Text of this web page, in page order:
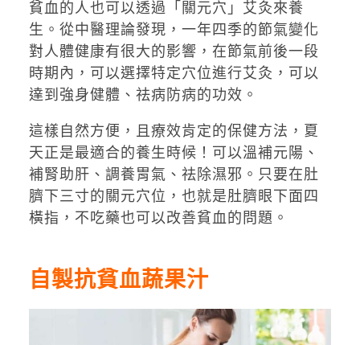
貧血的人也可以透過「關元穴」艾灸來養
生。從中醫理論發現，一年四季的節氣變化
對人體健康有很大的影響，在節氣前後一段
時期內，可以選擇特定穴位進行艾灸，可以
達到強身健體、祛病防病的功效。
這樣自然方便，且療效肯定的保健方法，夏
天正是最適合的養生時候！可以溫補元陽、
補腎助肝、調養胃氣、祛除濕邪。只要在肚
臍下三寸的關元穴位，也就是肚臍眼下面四
橫指，不吃藥也可以改善貧血的問題。
自製抗貧血蔬果汁